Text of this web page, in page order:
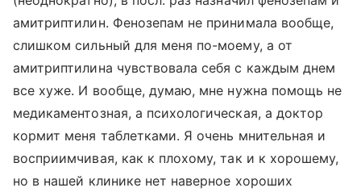
амитриптилин. Фенозепам не принимала вообще,
слишком сильный для меня по-моему, а от
амитриптилина чувствовала себя с каждым днем
все хуже. И вообще, думаю, мне нужна помощь не
медикаментозная, а психологическая, а доктор
кормит меня таблетками. Я очень мнительная и
восприимчивая, как к плохому, так и к хорошему,
но в нашей клинике нет наверное хороших